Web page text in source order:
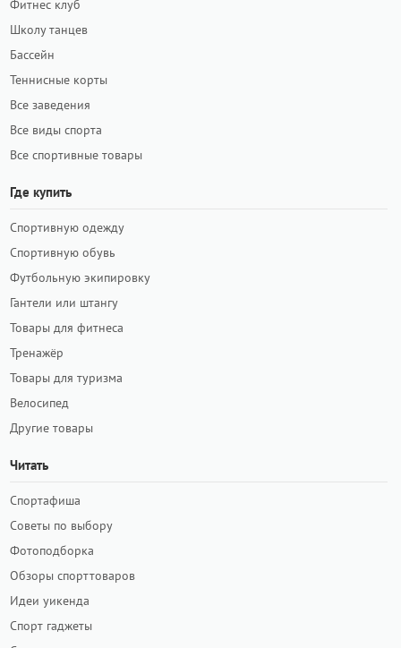
Фитнес клуб
Школу танцев
Бассейн
Теннисные корты
Все заведения
Все виды спорта
Все спортивные товары
Где купить
Спортивную одежду
Спортивную обувь
Футбольную экипировку
Гантели или штангу
Товары для фитнеса
Тренажёр
Товары для туризма
Велосипед
Другие товары
Читать
Спортафиша
Советы по выбору
Фотоподборка
Обзоры спорттоваров
Идеи уикенда
Спорт гаджеты